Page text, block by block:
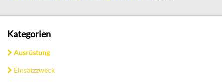
Kategorien
Ausrüstung
Einsatzzweck